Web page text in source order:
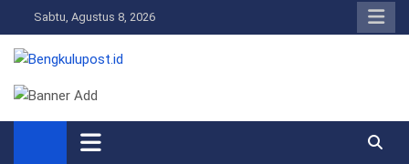
to
content
Sabtu, Agustus 8, 2026
Bengkulupost.id
Bengkulupost